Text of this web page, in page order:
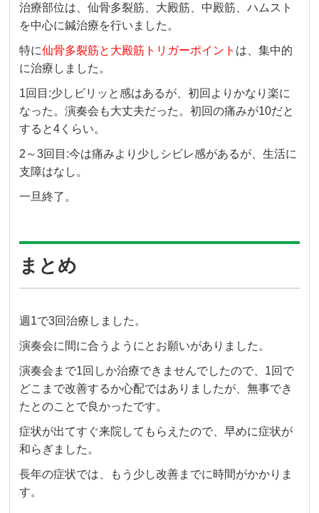
治療部位は、仙骨多裂筋、大殿筋、中殿筋、ハムスト
を中心に鍼治療を行いました。
特に仙骨多裂筋と大殿筋トリガーポイント は、集中的
に治療しました。
1回目:少しビリッと感はあるが、初回よりかなり楽に
なった。演奏会も大丈夫だった。初回の痛みが10だと
すると4くらい。
2～3回目:今は痛みより少しシビレ感があるが、生活に
支障はなし。
一旦終了。
まとめ
週1で3回治療しました。
演奏会に間に合うようにとお願いがありました。
演奏会まで1回しか治療できませんでしたので、1回で
どこまで改善するか心配ではありましたが、無事でき
たとのことで良かったです。
症状が出てすぐ来院してもらえたので、早めに症状が
和らぎました。
長年の症状では、もう少し改善までに時間がかかりま
す。